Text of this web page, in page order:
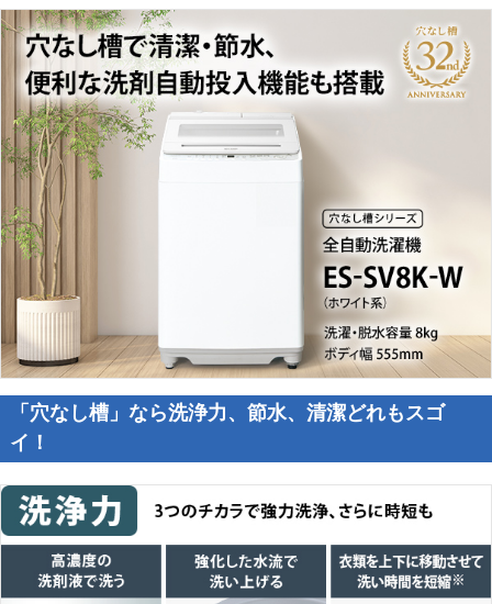
「穴なし槽」なら洗浄力、節水、清潔どれもスゴ
イ！